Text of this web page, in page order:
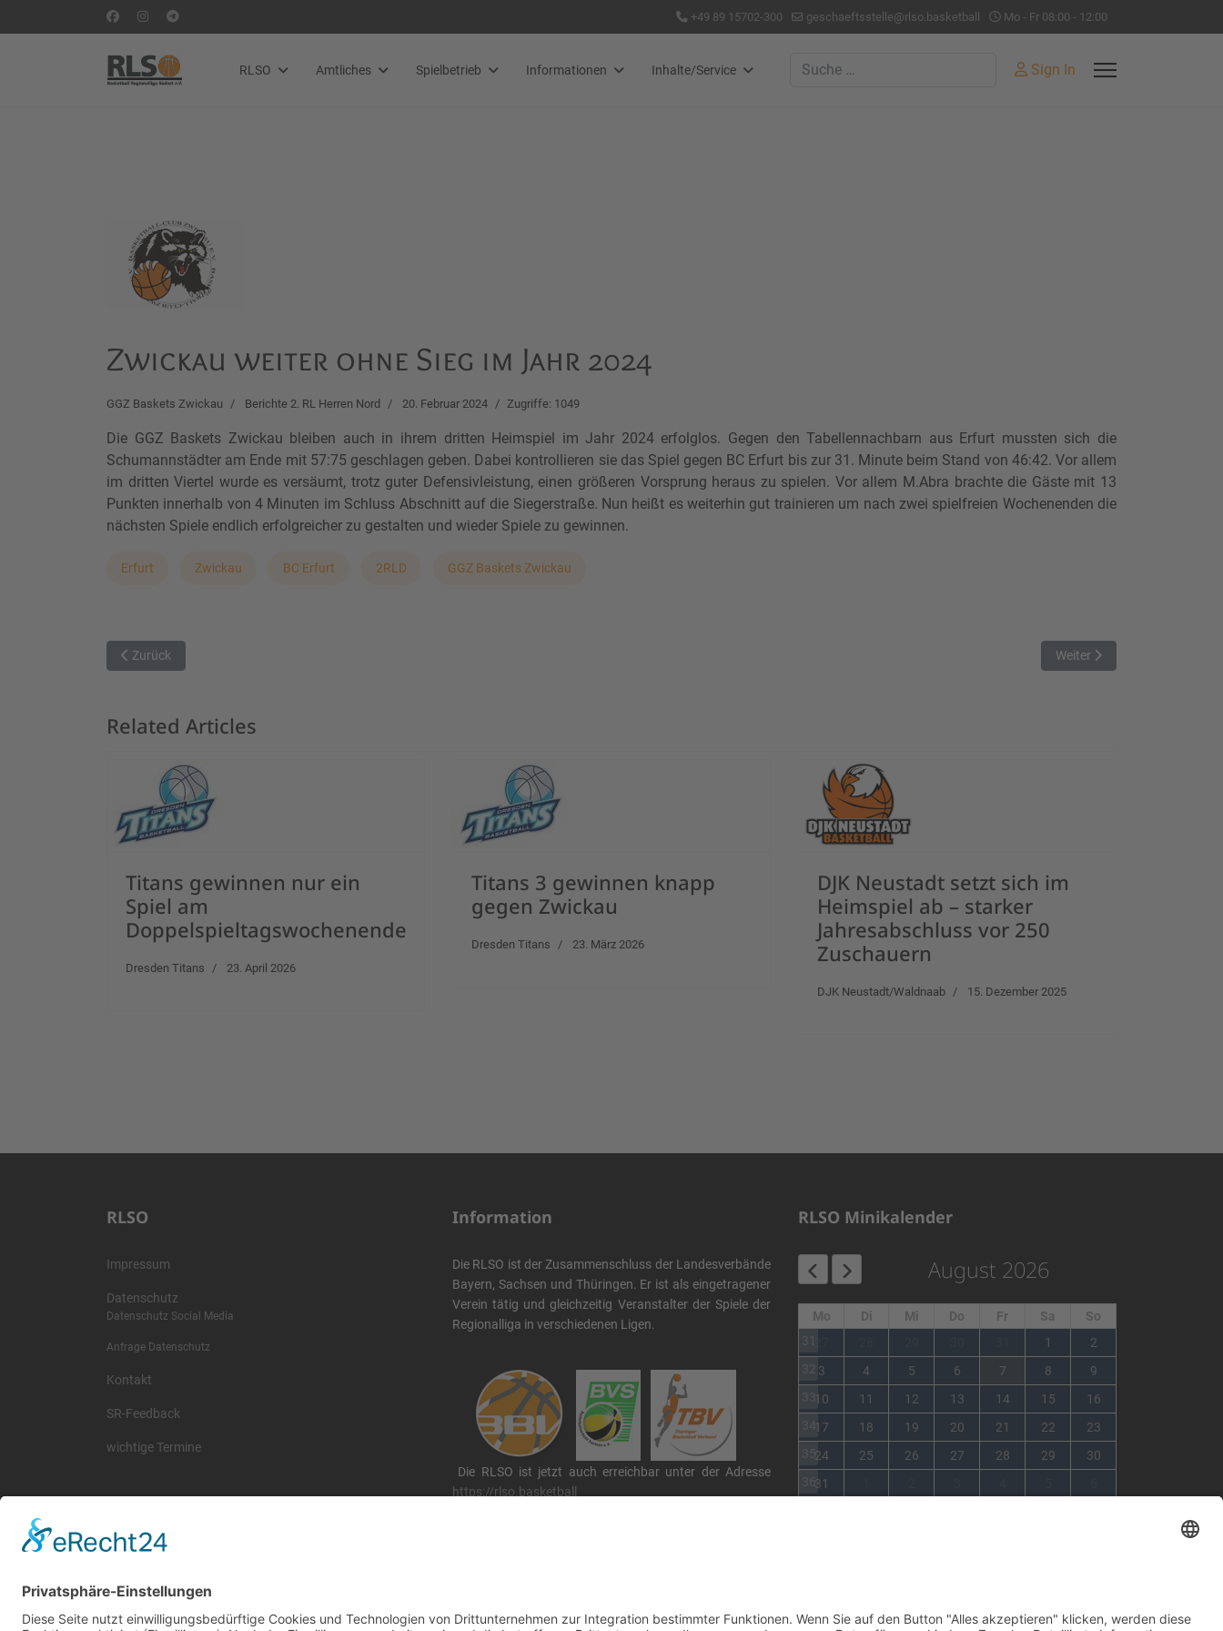
+49 89 15702-300 geschaeftsstelle@rlso.basketball Mo - Fr 08:00 - 12:00
RLSO Amtliches Spielbetrieb Informationen Inhalte/Service Suchen Sign In
Zwickau weiter ohne Sieg im Jahr 2024
GGZ Baskets Zwickau Berichte 2. RL Herren Nord 20. Februar 2024 Zugriffe: 1049
Die GGZ Baskets Zwickau bleiben auch in ihrem dritten Heimspiel im Jahr 2024 erfolglos. Gegen den Tabellennachbarn aus Erfurt mussten sich die
Schumannstädter am Ende mit 57:75 geschlagen geben. Dabei kontrollieren sie das Spiel gegen BC Erfurt bis zur 31. Minute beim Stand von 46:42. Vor allem
im dritten Viertel wurde es versäumt, trotz guter Defensivleistung, einen größeren Vorsprung heraus zu spielen. Vor allem M.Abra brachte die Gäste mit 13
Punkten innerhalb von 4 Minuten im Schluss Abschnitt auf die Siegerstraße. Nun heißt es weiterhin gut trainieren um nach zwei spielfreien Wochenenden die
nächsten Spiele endlich erfolgreicher zu gestalten und wieder Spiele zu gewinnen.
Erfurt Zwickau BC Erfurt 2RLD GGZ Baskets Zwickau
Vorheriger Beitrag: Hochspannung in doppelter Overtime
Zurück Nächster Beitrag: SCJ3
Weiter
Related Articles
Titans gewinnen nur ein
Spiel am
Doppelspieltagswochenende
Dresden Titans 23. April 2026
Titans 3 gewinnen knapp
gegen Zwickau
Dresden Titans 23. März 2026
DJK Neustadt setzt sich im
Heimspiel ab – starker
Jahresabschluss vor 250
Zuschauern
DJK Neustadt/Waldnaab 15. Dezember 2025
RLSO
Impressum
Datenschutz
Datenschutz Social Media
Anfrage Datenschutz
Kontakt
SR-Feedback
wichtige Termine
Information
Die RLSO ist der Zusammenschluss der Landesverbände
Bayern, Sachsen und Thüringen. Er ist als eingetragener
Verein tätig und gleichzeitig Veranstalter der Spiele der
Regionalliga in verschiedenen Ligen.
Die RLSO ist jetzt auch erreichbar unter der Adresse
https://rlso.basketball
RLSO Minikalender
August 2026
Mo Di Mi Do Fr Sa
So
31
1
2
32 3 4 5 6 7 8
9
3310 11 12 13 14 15
16
3417 18 19 20 21 22
23
3524 25 26 27 28 29
30
3631